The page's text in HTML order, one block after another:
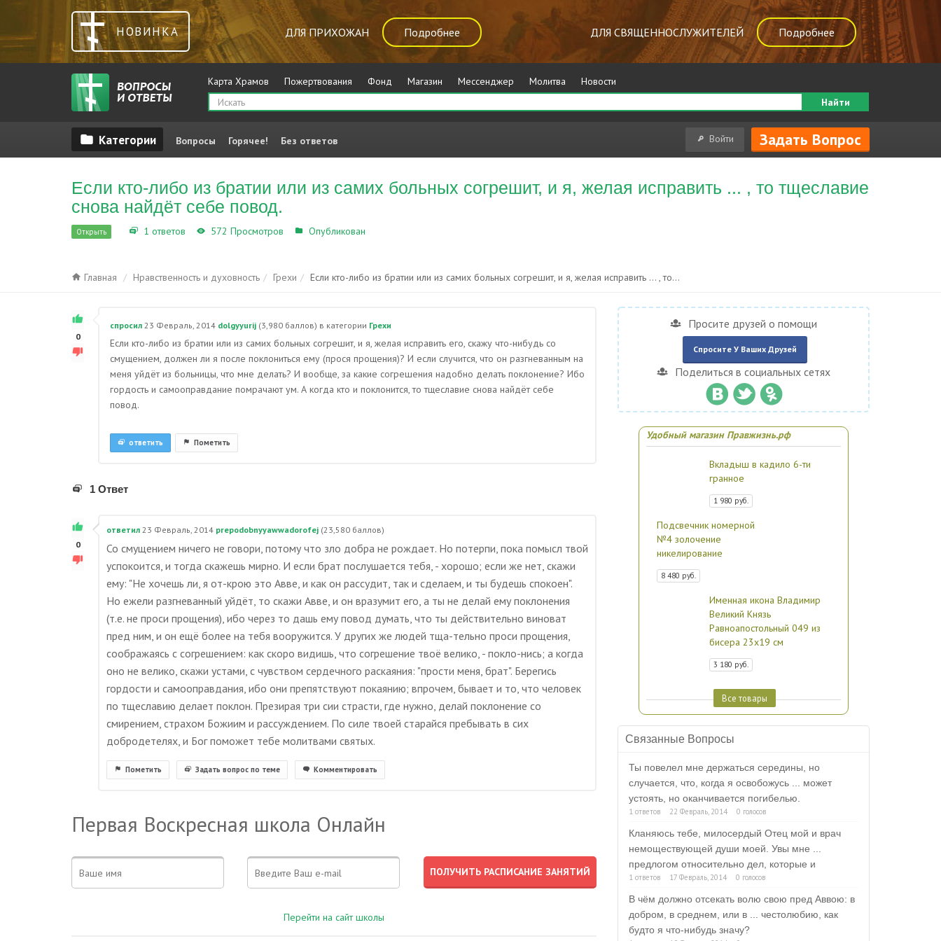
НОВИНКА ДЛЯ ПРИХОЖАН Подробнее ДЛЯ СВЯЩЕННОСЛУЖИТЕЛЕЙ Подробнее
Карта Храмов Пожертвования Фонд Магазин Мессенджер Молитва
Новости
Найти
Вопросы Горячее! Без ответов Войти Задать Вопрос
Если кто-либо из братии или из самих больных согрешит, и я, желая исправить ... , то тщеславие
снова найдёт себе повод.
Открыть 1 ответов 572 Просмотров Опубликован
Главная Нравственность и духовность Грехи Если кто-либо из братии или из самих больных согрешит, и я, желая исправить ... , то...
0
спросил 23 Февраль, 2014 dolgyyurij (3,980 баллов) в категории Грехи
Если кто-либо из братии или из самих больных согрешит, и я, желая исправить его, скажу что-нибудь со
смущением, должен ли я после поклониться ему (прося прощения)? И если случится, что он разгневанным на
меня уйдёт из больницы, что мне делать? И вообще, за какие согрешения надобно делать поклонение? Ибо
гордость и самооправдание помрачают ум. А когда кто и поклонится, то тщеславие снова найдёт себе
повод.
Пометить
ответить
1 Ответ
0
ответил 23 Февраль, 2014 prepodobnyyawwadorofej (23,580 баллов)
Со смущением ничего не говори, потому что зло добра не рождает. Но потерпи, пока помысл твой
успокоится, и тогда скажешь мирно. И если брат послушается тебя, - хорошо; если же нет, скажи
ему: "Не хочешь ли, я от-крою это Авве, и как он рассудит, так и сделаем, и ты будешь спокоен".
Но ежели разгневанный уйдёт, то скажи Авве, и он вразумит его, а ты не делай ему поклонения
(т.е. не проси прощения), ибо через то дашь ему повод думать, что ты действительно виноват
пред ним, и он ещё более на тебя вооружится. У других же людей тща-тельно проси прощения,
соображаясь с согрешением: как скоро видишь, что согрешение твоё велико, - покло-нись; а когда
оно не велико, скажи устами, с чувством сердечного раскаяния: "прости меня, брат". Берегись
гордости и самооправдания, ибо они препятствуют покаянию; впрочем, бывает и то, что человек
по тщеславию делает поклон. Презирая три сии страсти, где нужно, делай поклонение со
смирением, страхом Божиим и рассуждением. По силе твоей старайся пребывать в сих
добродетелях, и Бог поможет тебе молитвами святых.
Пометить Задать вопрос по теме Комментировать
Первая Воскресная школа Онлайн
Перейти на сайт школы
Просите друзей о помощи
Спросите У Ваших Друзей
Поделиться в социальных сетях
Удобный магазин Правжизнь.рф
Вкладыш в кадило 6-ти
гранное
1 980 руб.
Подсвечник номерной
№4 золочение
никелирование
8 480 руб.
Именная икона Владимир
Великий Князь
Равноапостольный 049 из
бисера 23х19 см
3 180 руб.
Все товары
Связанные Вопросы
Ты повелел мне держаться середины, но
случается, что, когда я освобожусь ... может
устоять, но оканчивается погибелью.
1 ответов 22 Февраль, 2014 0 голосов
Кланяюсь тебе, милосердый Отец мой и врач
немоществующей души моей. Увы мне ...
предлогом относительно дел, которые и
1 ответов 17 Февраль, 2014 0 голосов
В чём должно отсекать волю свою пред Аввою: в
добром, в среднем, или в ... честолюбию, как
будто я что-нибудь значу?